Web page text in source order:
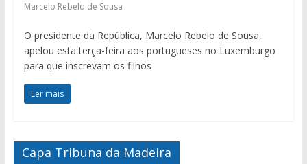
Marcelo Rebelo de Sousa
O presidente da República, Marcelo Rebelo de Sousa,
apelou esta terça-feira aos portugueses no Luxemburgo
para que inscrevam os filhos
Ler mais
Capa Tribuna da Madeira